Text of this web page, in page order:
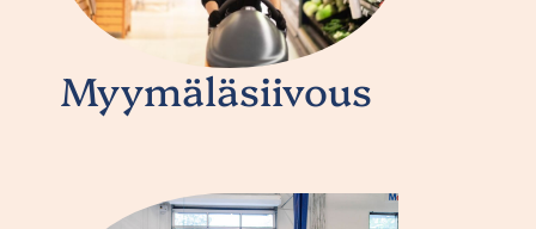
Myymäläsiivous